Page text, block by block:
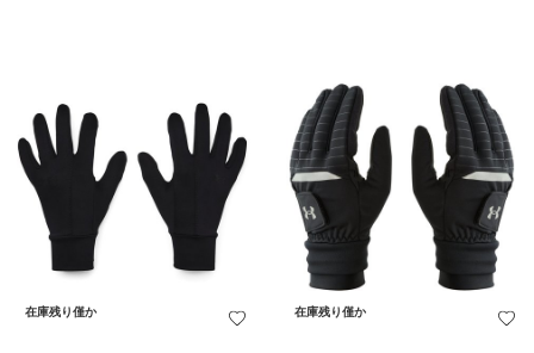
在庫残り僅か 在庫残り僅か